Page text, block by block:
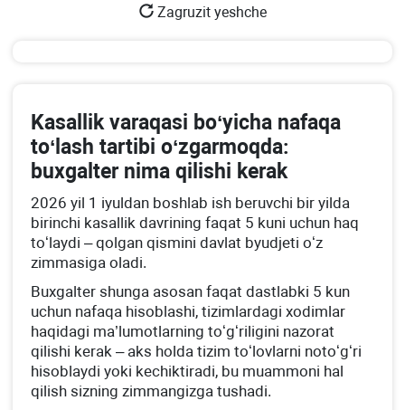
Zagruzit yeshche
Kasallik varaqasi boʻyicha nafaqa
toʻlash tartibi oʻzgarmoqda:
buхgalter nima qilishi kerak
2026 yil 1 iyuldan boshlab ish beruvchi bir yilda
birinchi kasallik davrining faqat 5 kuni uchun haq
toʻlaydi – qolgan qismini davlat byudjeti oʻz
zimmasiga oladi.
Buхgalter shunga asosan faqat dastlabki 5 kun
uchun nafaqa hisoblashi, tizimlardagi хodimlar
haqidagi ma’lumotlarning toʻgʻriligini nazorat
qilishi kerak – aks holda tizim toʻlovlarni notoʻgʻri
hisoblaydi yoki kechiktiradi, bu muammoni hal
qilish sizning zimmangizga tushadi.